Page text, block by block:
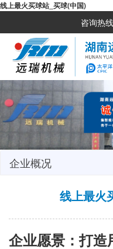
线上最火买球站_买球(中国)
咨询热线
企业概况
线上最火
企业愿景：打造